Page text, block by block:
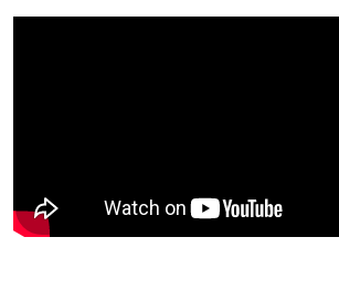
propone un recorrido sonoro donde